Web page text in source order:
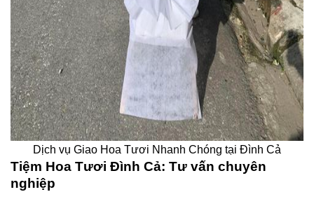
Dịch vụ Giao Hoa Tươi Nhanh Chóng tại Đình Cả
Tiệm Hoa Tươi Đình Cả: Tư vấn chuyên
nghiệp